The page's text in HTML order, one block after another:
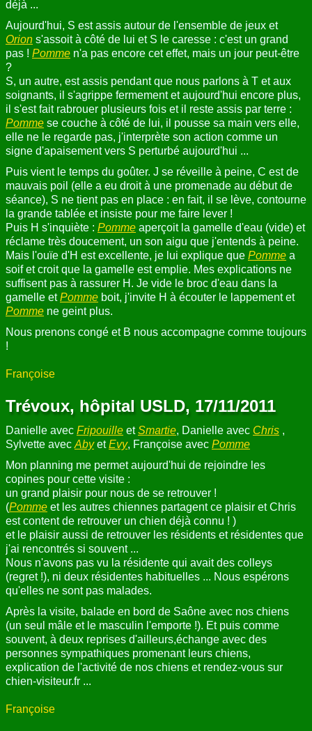
déjà ...
Aujourd'hui, S est assis autour de l'ensemble de jeux et
Orion s'assoit à côté de lui et S le caresse : c'est un grand
pas ! Pomme n'a pas encore cet effet, mais un jour peut-être
?
S, un autre, est assis pendant que nous parlons à T et aux
soignants, il s'agrippe fermement et aujourd'hui encore plus,
il s'est fait rabrouer plusieurs fois et il reste assis par terre :
Pomme se couche à côté de lui, il pousse sa main vers elle,
elle ne le regarde pas, j'interprète son action comme un
signe d'apaisement vers S perturbé aujourd'hui ...
Puis vient le temps du goûter. J se réveille à peine, C est de
mauvais poil (elle a eu droit à une promenade au début de
séance), S ne tient pas en place : en fait, il se lève, contourne
la grande tablée et insiste pour me faire lever !
Puis H s'inquiète : Pomme aperçoit la gamelle d'eau (vide) et
réclame très doucement, un son aigu que j'entends à peine.
Mais l'ouïe d'H est excellente, je lui explique que Pomme a
soif et croit que la gamelle est emplie. Mes explications ne
suffisent pas à rassurer H. Je vide le broc d'eau dans la
gamelle etPomme boit, j'invite H à écouter le lappement et
Pomme ne geint plus.
Nous prenons congé et B nous accompagne comme toujours
!
Françoise
Trévoux, hôpital USLD, 17/11/2011
Danielle avec Fripouille etSmartie, Danielle avec Chris ,
Sylvette avec AbyetEvy, Françoise avec Pomme
Mon planning me permet aujourd'hui de rejoindre les
copines pour cette visite :
un grand plaisir pour nous de se retrouver !
(Pomme et les autres chiennes partagent ce plaisir et Chris
est content de retrouver un chien déjà connu ! )
et le plaisir aussi de retrouver les résidents et résidentes que
j'ai rencontrés si souvent ...
Nous n'avons pas vu la résidente qui avait des colleys
(regret !), ni deux résidentes habituelles ... Nous espérons
qu'elles ne sont pas malades.
Après la visite, balade en bord de Saône avec nos chiens
(un seul mâle et le masculin l'emporte !). Et puis comme
souvent, à deux reprises d'ailleurs,échange avec des
personnes sympathiques promenant leurs chiens,
explication de l'activité de nos chiens et rendez-vous sur
chien-visiteur.fr ...
Françoise